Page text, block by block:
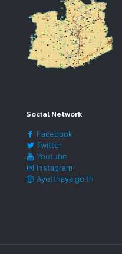
Social Network
Facebook
Twitter
Youtube
Instagram
Ayutthaya.go.th